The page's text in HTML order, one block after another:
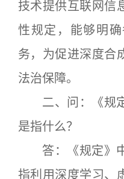
技术提供互联网信
性规定，能够明
务，为促进深度合
法治保障。
二、问：《规定
是指什么？
答：《规定》中
指利用深度学习、